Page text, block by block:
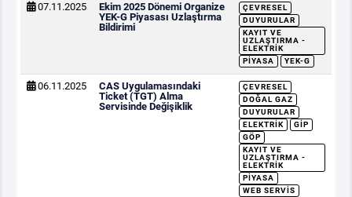
07.11.2025
Ekim 2025 Dönemi Organize
YEK-G Piyasası Uzlaştırma
Bildirimi
ÇEVRESEL
DUYURULAR
KAYIT VE
UZLAŞTIRMA -
ELEKTRIK
PIYASA
YEK-G
06.11.2025
CAS Uygulamasındaki
Ticket (TGT) Alma
Servisinde Değişiklik
ÇEVRESEL
DOĞAL GAZ
DUYURULAR
ELEKTRIK
GİP
GÖP
KAYIT VE
UZLAŞTIRMA -
ELEKTRIK
PIYASA
WEB SERVIS